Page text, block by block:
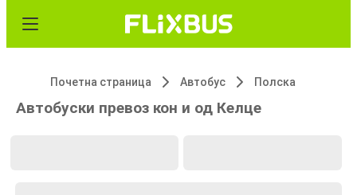
Почетна страница Автобус Полска
Автобуски превоз кон и од Келце